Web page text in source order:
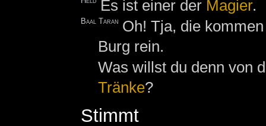
Es ist einer der Magier.
Baal Taran Oh! Tja, die
Burg rein.
Was willst du denn von
Tränke?
Stimmt